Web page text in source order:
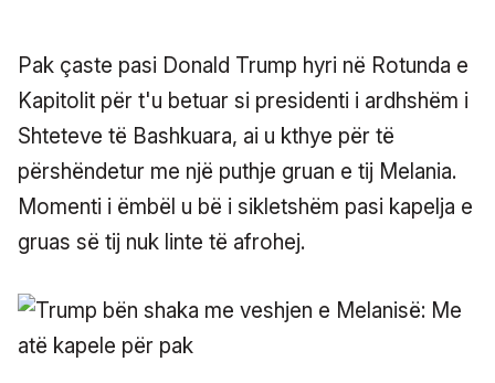
Pak çaste pasi Donald Trump hyri në Rotunda e
Kapitolit për t'u betuar si presidenti i ardhshëm i
Shteteve të Bashkuara, ai u kthye për të
përshëndetur me një puthje gruan e tij Melania.
Momenti i ëmbël u bë i sikletshëm pasi kapelja e
gruas së tij nuk linte të afrohej.